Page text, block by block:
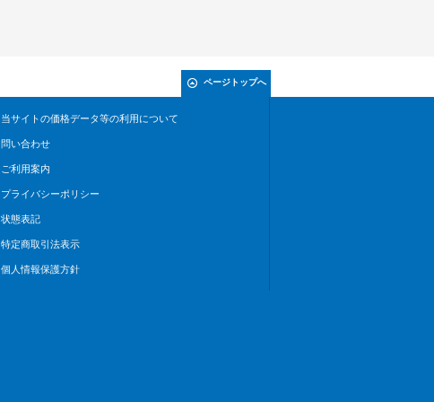
ページトップへ
当サイトの価格データ等の利用について
問い合わせ
ご利用案内
プライバシーポリシー
状態表記
特定商取引法表示
個人情報保護方針